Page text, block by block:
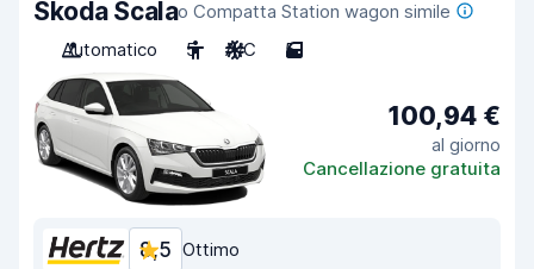
Skoda Scalao Compatta Station wagon simile
Automatico
5 A/C 5
100,94 €
al giorno
Cancellazione gratuita
8,5 Ottimo